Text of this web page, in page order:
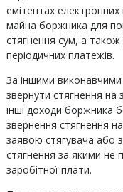
емітентах електронних
майна боржника для
стягнення сум, а також
періодичних платежів.
За іншими
звернути стягнення на
інші доходи боржника
звернення стягнення
заявою стягувача або
стягнення за якими не
заробітної плати.